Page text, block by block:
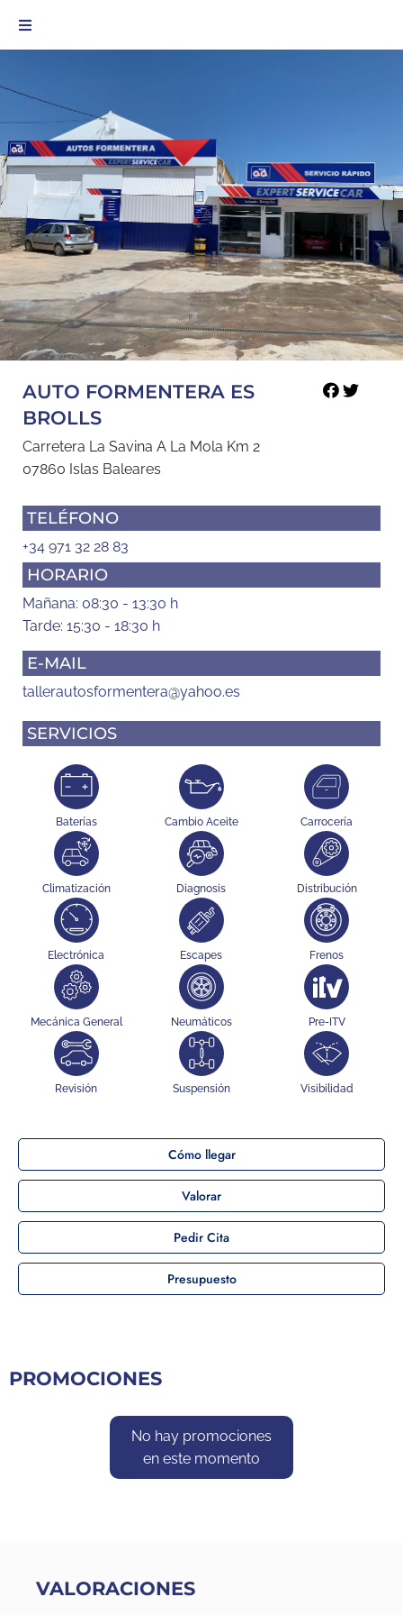
AUTO FORMENTERA ES
BROLLS
Carretera La Savina A La Mola Km 2
07860 Islas Baleares
TELÉFONO
+34 971 32 28 83
HORARIO
Mañana: 08:30 - 13:30 h
Tarde: 15:30 - 18:30 h
E-MAIL
tallerautosformentera@yahoo.es
SERVICIOS
Baterías Cambio Aceite Carrocería
Climatización Diagnosis Distribución
Electrónica Escapes Frenos
Mecánica General Neumáticos Pre-ITV
Revisión Suspensión Visibilidad
Cómo llegar
Valorar
Pedir Cita
Presupuesto
PROMOCIONES
No hay promociones
en este momento
VALORACIONES